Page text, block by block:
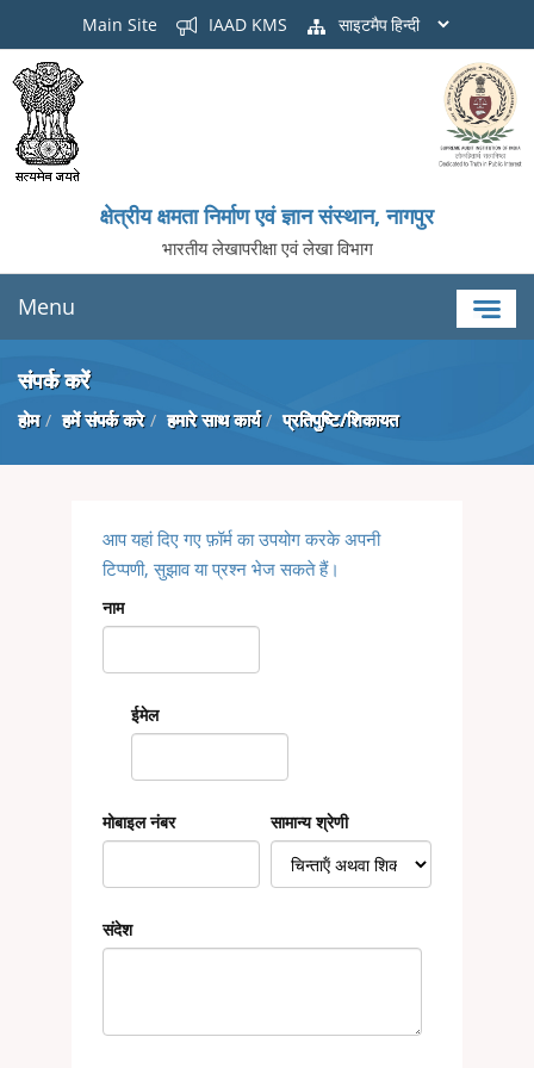
Main Site IAAD KMS साइटमैप
क्षेत्रीय क्षमता निर्माण एवं ज्ञान संस्थान, नागपुर
भारतीय लेखापरीक्षा एवं लेखा विभाग
Menu
संपर्क करें
होम हमें संपर्क करे हमारे साथ कार्य प्रतिपुष्टि/शिकायत
आप यहां दिए गए फ़ॉर्म का उपयोग करके अपनी
टिप्पणी, सुझाव या प्रश्न भेज सकते हैं।
नाम
ईमेल
मोबाइल नंबर सामान्य श्रेणी
संदेश